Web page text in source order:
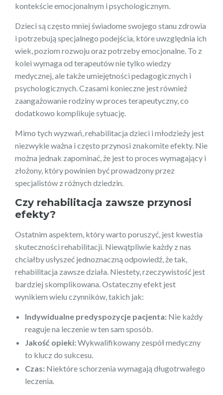
kontekście emocjonalnym i psychologicznym.
Dzieci są często mniej świadome swojego stanu zdrowia
i potrzebują specjalnego podejścia, które uwzględnia ich
wiek, poziom rozwoju oraz potrzeby emocjonalne. To z
kolei wymaga od terapeutów nie tylko wiedzy
medycznej, ale także umiejętności pedagogicznych i
psychologicznych. Czasami konieczne jest również
zaangażowanie rodziny w proces terapeutyczny, co
dodatkowo komplikuje sytuację.
Mimo tych wyzwań, rehabilitacja dzieci i młodzieży jest
niezwykle ważna i często przynosi znakomite efekty. Nie
można jednak zapominać, że jest to proces wymagający i
złożony, który powinien być prowadzony przez
specjalistów z różnych dziedzin.
Czy rehabilitacja zawsze przynosi
efekty?
Ostatnim aspektem, który warto poruszyć, jest kwestia
skuteczności rehabilitacji. Niewątpliwie każdy z nas
chciałby usłyszeć jednoznaczną odpowiedź, że tak,
rehabilitacja zawsze działa. Niestety, rzeczywistość jest
bardziej skomplikowana. Ostateczny efekt jest
wynikiem wielu czynników, takich jak:
Indywidualne predyspozycje pacjenta: Nie każdy
reaguje na leczenie w ten sam sposób.
Jakość opieki:Wykwalifikowany zespół medyczny
to klucz do sukcesu.
Czas: Niektóre schorzenia wymagają długotrwałego
leczenia.